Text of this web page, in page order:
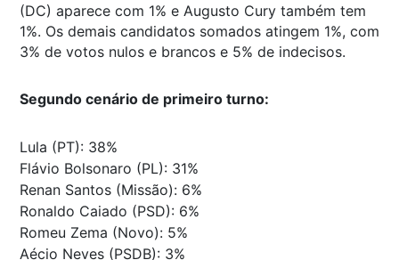
(DC) aparece com 1% e Augusto Cury também tem
1%. Os demais candidatos somados atingem 1%, com
3% de votos nulos e brancos e 5% de indecisos.
Segundo cenário de primeiro turno:
Lula (PT): 38%
Flávio Bolsonaro (PL): 31%
Renan Santos (Missão): 6%
Ronaldo Caiado (PSD): 6%
Romeu Zema (Novo): 5%
Aécio Neves (PSDB): 3%